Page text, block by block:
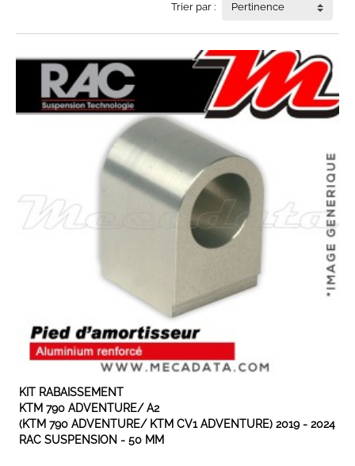
Trier par : Pertinence
EXPÉDIÉ SOUS 3 À 5 JOURS OUVRÉS
KIT RABAISSEMENT
KTM 790 ADVENTURE/ A2
(KTM 790 ADVENTURE/ KTM CV1 ADVENTURE) 2019 - 2024
RAC SUSPENSION - 50 MM